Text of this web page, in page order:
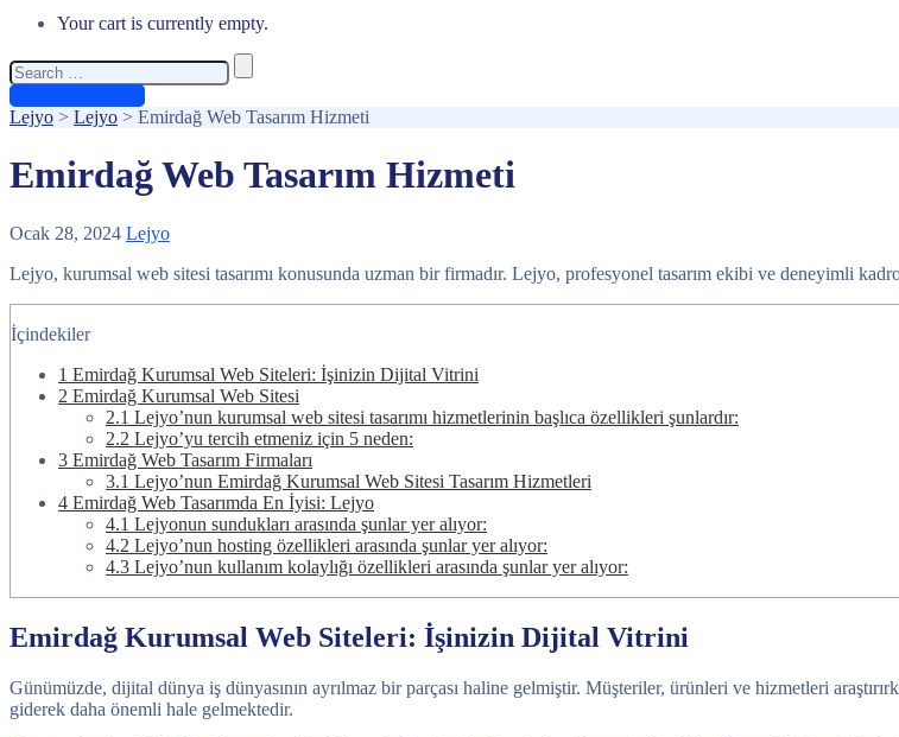
Your cart is currently empty.
Search
for:
Lejyo > Lejyo > Emirdağ Web Tasarım Hizmeti
Emirdağ Web Tasarım Hizmeti
Ocak 28, 2024 Lejyo
Lejyo, kurumsal web sitesi tasarımı konusunda uzman bir firmadır. Lejyo, profesyonel tasarım ekibi ve deneyimli
İçindekiler
1 Emirdağ Kurumsal Web Siteleri: İşinizin Dijital Vitrini
2 Emirdağ Kurumsal Web Sitesi
2.1 Lejyo’nun kurumsal web sitesi tasarımı hizmetlerinin başlıca özellikleri şunlardır:
2.2 Lejyo’yu tercih etmeniz için 5 neden:
3 Emirdağ Web Tasarım Firmaları
3.1 Lejyo’nun Emirdağ Kurumsal Web Sitesi Tasarım Hizmetleri
4 Emirdağ Web Tasarımda En İyisi: Lejyo
4.1 Lejyonun sundukları arasında şunlar yer alıyor:
4.2 Lejyo’nun hosting özellikleri arasında şunlar yer alıyor:
4.3 Lejyo’nun kullanım kolaylığı özellikleri arasında şunlar yer alıyor:
Emirdağ Kurumsal Web Siteleri: İşinizin Dijital Vitrini
Günümüzde, dijital dünya iş dünyasının ayrılmaz bir parçası haline gelmiştir. Müşteriler, ürünleri ve hizmetleri
giderek daha önemli hale gelmektedir.